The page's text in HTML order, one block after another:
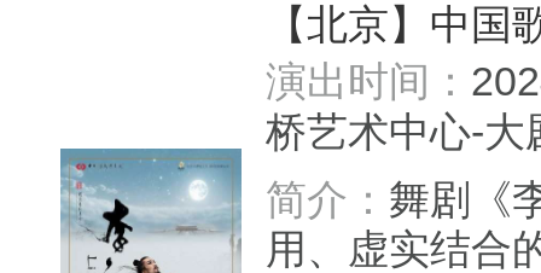
【北京】中
演出时间：
桥艺术中心-
简介： 舞剧《
用、虚实结合